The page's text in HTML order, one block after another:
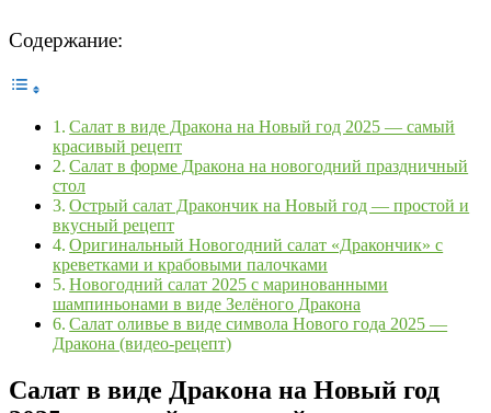
Содержание:
Салат в виде Дракона на Новый год 2025 — самый
красивый рецепт
Салат в форме Дракона на новогодний праздничный
стол
Острый салат Дракончик на Новый год — простой и
вкусный рецепт
Оригинальный Новогодний салат «Дракончик» с
креветками и крабовыми палочками
Новогодний салат 2025 с маринованными
шампиньонами в виде Зелёного Дракона
Салат оливье в виде символа Нового года 2025 —
Дракона (видео-рецепт)
Салат в виде Дракона на Новый год